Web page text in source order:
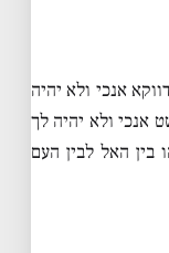
אנכי ולא יהיה
אנכי ולא יהיה לך
בין האל לבין העם